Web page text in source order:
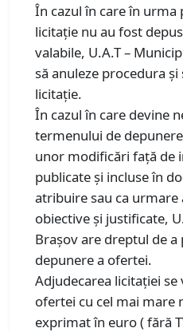
În cazul în care în
licitaţie nu au fost
valabile, U.A.T –
să anuleze procedura
licitaţie.
În cazul în care devine
termenului de
unor modificări faţă de
publicate şi incluse în
atribuire sau ca
obiective şi justificate,
Brașov are dreptul de
depunere a ofertei.
Adjudecarea licitaţiei se
ofertei cu cel mai mare
exprimat în euro ( fără